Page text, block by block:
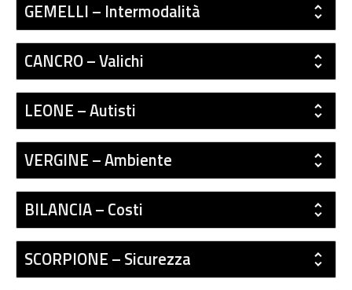
GEMELLI – Intermodalità
CANCRO – Valichi
LEONE – Autisti
VERGINE – Ambiente
BILANCIA – Costi
SCORPIONE – Sicurezza